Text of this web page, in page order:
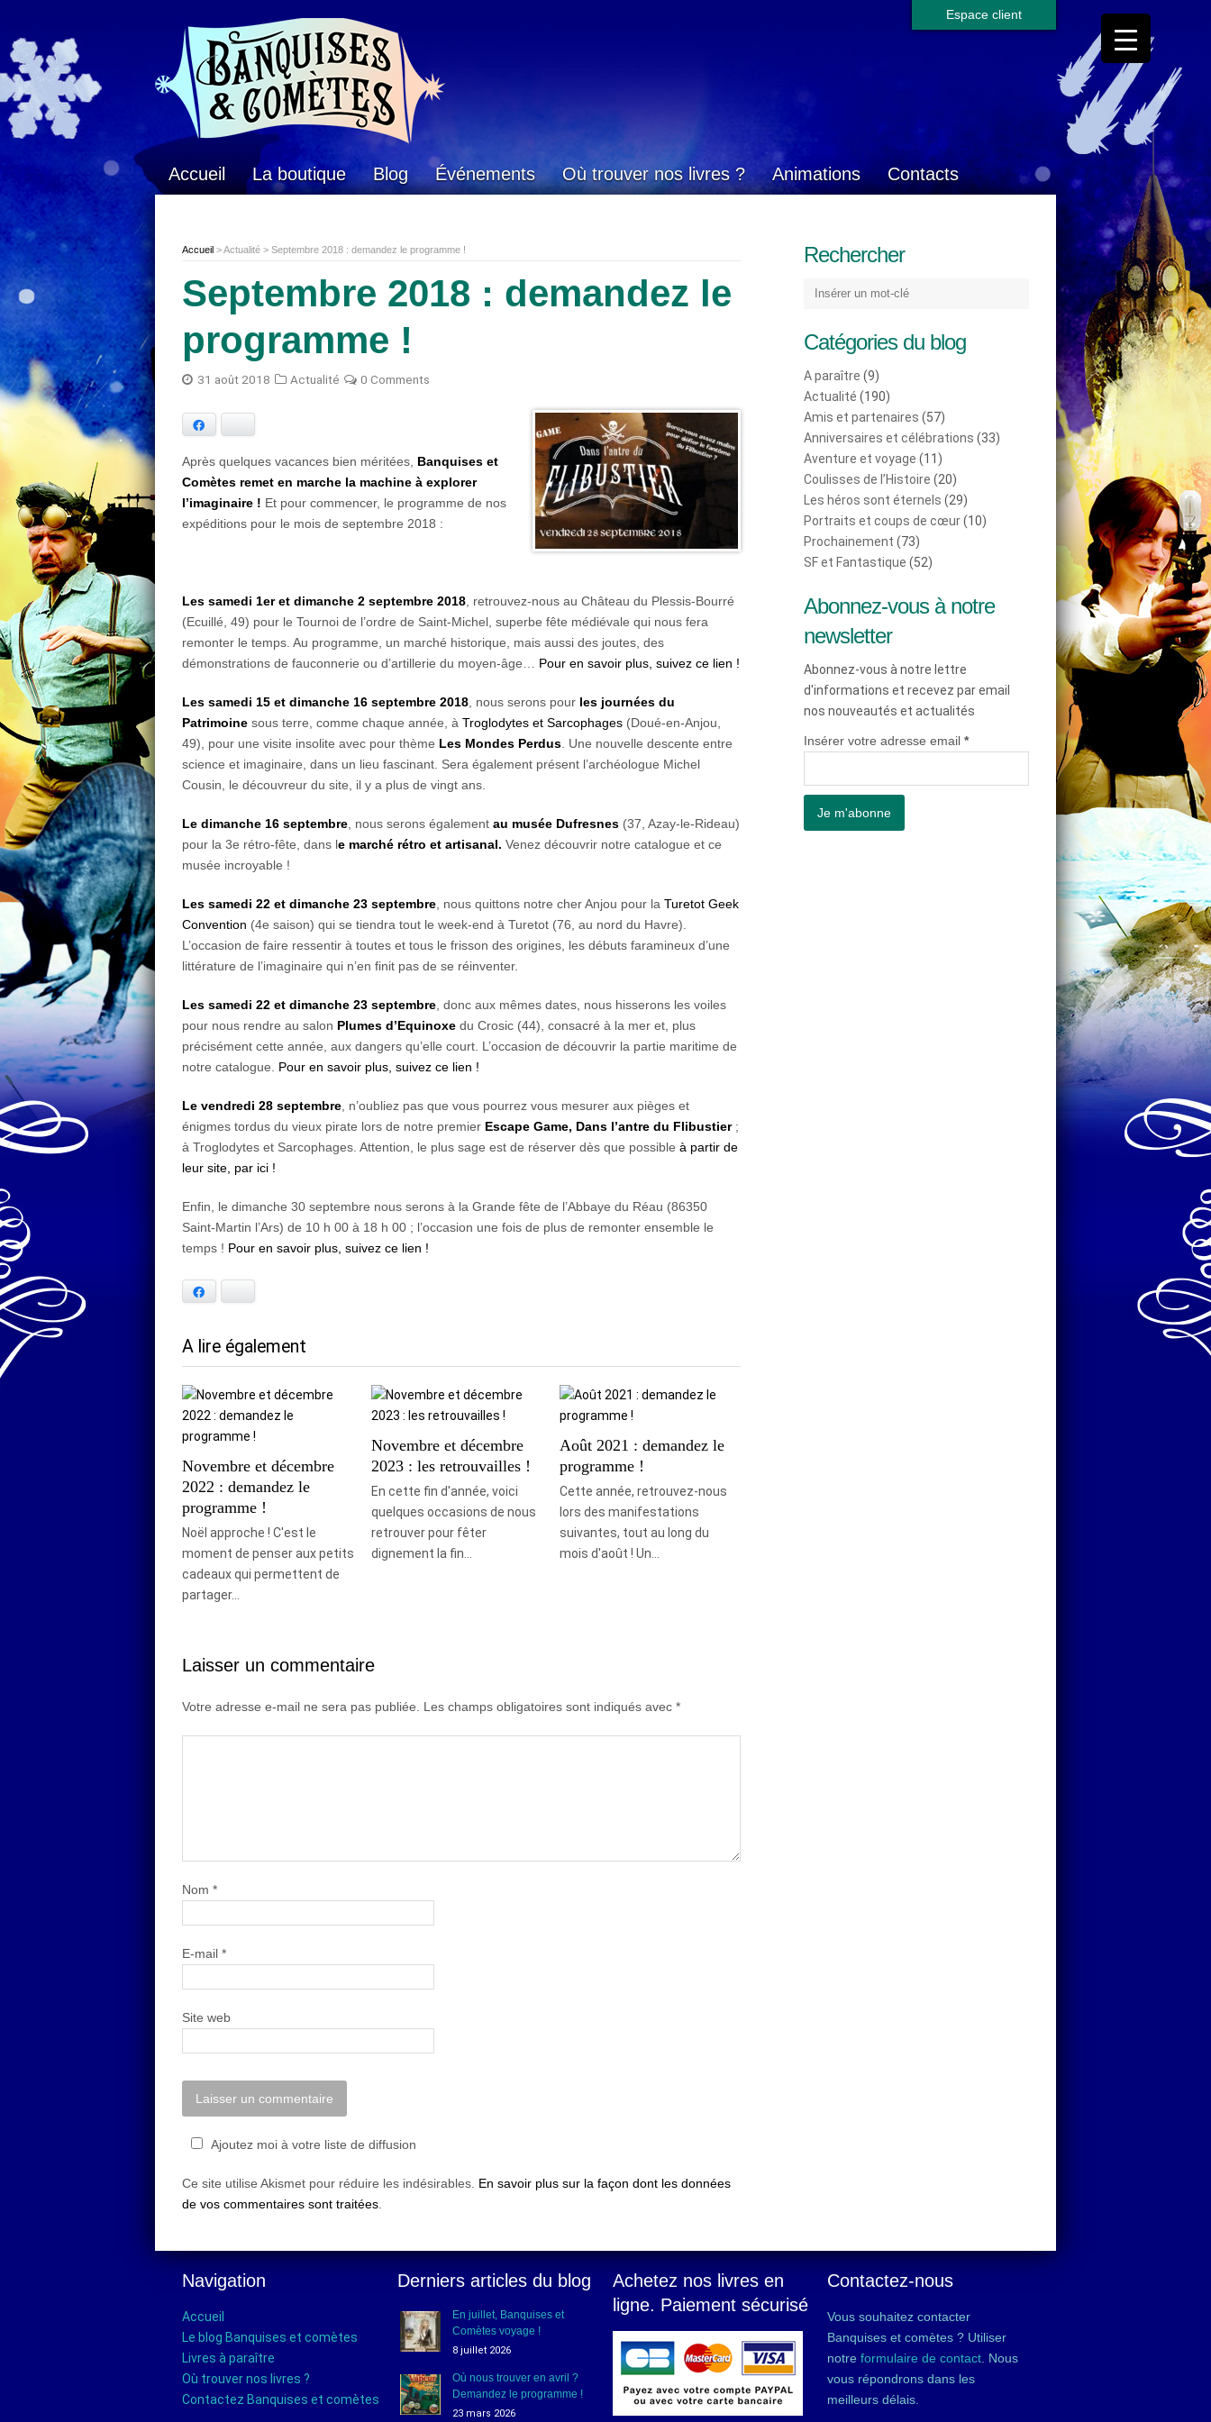
Espace client
Accueil La boutique Blog Événements Où trouver nos livres ? Animations Contacts
Accueil > Actualité > Septembre 2018 : demandez le programme !
Septembre 2018 : demandez le
programme !
31 août 2018 Actualité 0 Comments
Après quelques vacances bien méritées, Banquises et
Comètes remet en marche la machine à explorer
l’imaginaire ! Et pour commencer, le programme de nos
expéditions pour le mois de septembre 2018 :
Les samedi 1er et dimanche 2 septembre 2018 , retrouvez-nous au Château du Plessis-Bourré
(Ecuillé, 49) pour le Tournoi de l’ordre de Saint-Michel, superbe fête médiévale qui nous fera
remonter le temps. Au programme, un marché historique, mais aussi des joutes, des
démonstrations de fauconnerie ou d’artillerie du moyen-âge… Pour en savoir plus, suivez ce lien !
Les samedi 15 et dimanche 16 septembre 2018 , nous serons pour les journées du
Patrimoine sous terre, comme chaque année, à Troglodytes et Sarcophages (Doué-en-Anjou,
49), pour une visite insolite avec pour thème Les Mondes Perdus . Une nouvelle descente entre
science et imaginaire, dans un lieu fascinant. Sera également présent l’archéologue Michel
Cousin, le découvreur du site, il y a plus de vingt ans.
Le dimanche 16 septembre , nous serons également au musée Dufresnes (37, Azay-le-Rideau)
pour la 3e rétro-fête, dans le marché rétro et artisanal. Venez découvrir notre catalogue et ce
musée incroyable !
Les samedi 22 et dimanche 23 septembre , nous quittons notre cher Anjou pour la Turetot Geek
Convention (4e saison) qui se tiendra tout le week-end à Turetot (76, au nord du Havre).
L’occasion de faire ressentir à toutes et tous le frisson des origines, les débuts faramineux d’une
littérature de l’imaginaire qui n’en finit pas de se réinventer.
Les samedi 22 et dimanche 23 septembre , donc aux mêmes dates, nous hisserons les voiles
pour nous rendre au salon Plumes d’Equinoxe du Crosic (44), consacré à la mer et, plus
précisément cette année, aux dangers qu’elle court. L’occasion de découvrir la partie maritime de
notre catalogue. Pour en savoir plus, suivez ce lien !
Le vendredi 28 septembre , n’oubliez pas que vous pourrez vous mesurer aux pièges et
énigmes tordus du vieux pirate lors de notre premier Escape Game, Dans l’antre du Flibustier;
à Troglodytes et Sarcophages. Attention, le plus sage est de réserver dès que possible à partir de
leur site, par ici !
Enfin, le dimanche 30 septembre nous serons à la Grande fête de l’Abbaye du Réau (86350
Saint-Martin l’Ars) de 10 h 00 à 18 h 00 ; l’occasion une fois de plus de remonter ensemble le
temps ! Pour en savoir plus, suivez ce lien !
A lire également
Novembre et décembre
2022 : demandez le
programme !
Noël approche ! C'est le
moment de penser aux petits
cadeaux qui permettent de
partager…
Novembre et décembre
2023 : les retrouvailles !
En cette fin d'année, voici
quelques occasions de nous
retrouver pour fêter
dignement la fin…
Août 2021 : demandez le
programme !
Cette année, retrouvez-nous
lors des manifestations
suivantes, tout au long du
mois d'août ! Un…
Laisser un commentaire
Votre adresse e-mail ne sera pas publiée. Les champs obligatoires sont indiqués avec *
Nom *
E-mail *
Site web
Ajoutez moi à votre liste de diffusion
Ce site utilise Akismet pour réduire les indésirables. En savoir plus sur la façon dont les données
de vos commentaires sont traitées
Rechercher
Catégories du blog
A paraître (9)
Actualité (190)
Amis et partenaires (57)
Anniversaires et célébrations (33)
Aventure et voyage (11)
Coulisses de l’Histoire (20)
Les héros sont éternels (29)
Portraits et coups de cœur(10)
Prochainement (73)
SF et Fantastique (52)
Abonnez-vous à notre
newsletter
Abonnez-vous à notre lettre
d'informations et recevez par email
nos nouveautés et actualités
Insérer votre adresse email *
Navigation
Accueil
Le blog Banquises et comètes
Livres à paraître
Où trouver nos livres ?
Contactez Banquises et comètes
Derniers articles du blog
En juillet, Banquises et
Comètes voyage !
8 juillet 2026
Où nous trouver en avril ?
Demandez le programme !
23 mars 2026
Achetez nos livres en
ligne. Paiement sécurisé
Contactez-nous
Vous souhaitez contacter
Banquises et comètes ? Utiliser
notreformulaire de contact . Nous
vous répondrons dans les
meilleurs délais.